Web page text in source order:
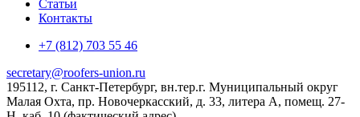
Статьи
Контакты
+7 (812) 703 55 46
secretary@roofers-union.ru
195112, г. Санкт-Петербург, вн.тер.г. Муниципальный округ
Малая Охта, пр. Новочеркасский, д. 33, литера А, помещ. 27-